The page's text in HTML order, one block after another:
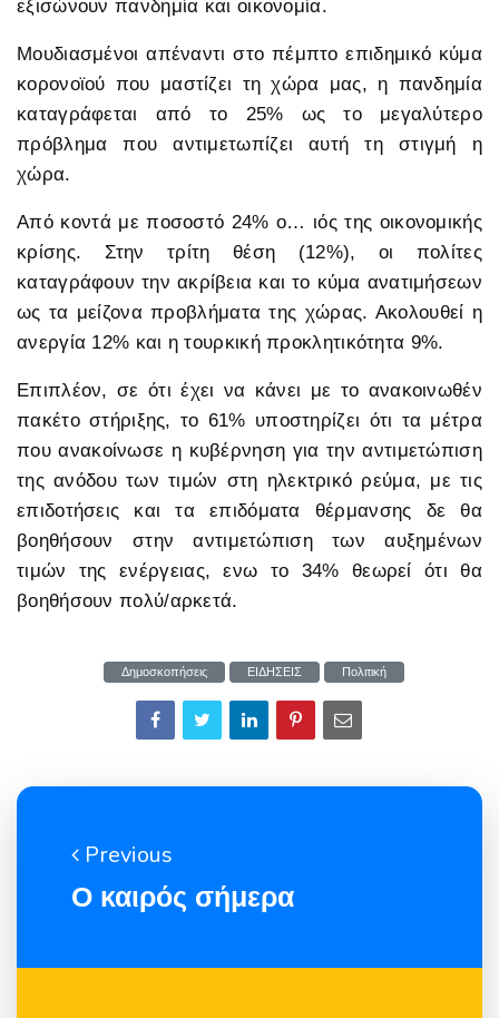
εξισώνουν πανδημία και οικονομία.
Μουδιασμένοι απέναντι στο πέμπτο επιδημικό κύμα
κορονοϊού που μαστίζει τη χώρα μας, η πανδημία
καταγράφεται από το 25% ως το μεγαλύτερο
πρόβλημα που αντιμετωπίζει αυτή τη στιγμή η
χώρα.
Από κοντά με ποσοστό 24% ο… ιός της οικονομικής
κρίσης. Στην τρίτη θέση (12%), οι πολίτες
καταγράφουν την ακρίβεια και το κύμα ανατιμήσεων
ως τα μείζονα προβλήματα της χώρας. Ακολουθεί η
ανεργία 12% και η τουρκική προκλητικότητα 9%.
Επιπλέον, σε ότι έχει να κάνει με το ανακοινωθέν
πακέτο στήριξης, το 61% υποστηρίζει ότι τα μέτρα
που ανακοίνωσε η κυβέρνηση για την αντιμετώπιση
της ανόδου των τιμών στη ηλεκτρικό ρεύμα, με τις
επιδοτήσεις και τα επιδόματα θέρμανσης δε θα
βοηθήσουν στην αντιμετώπιση των αυξημένων
τιμών της ενέργειας, ενω το 34% θεωρεί ότι θα
βοηθήσουν πολύ/αρκετά.
Δημοσκοπήσεις ΕΙΔΗΣΕΙΣ Πολιτική
Previous
Ο καιρός σήμερα